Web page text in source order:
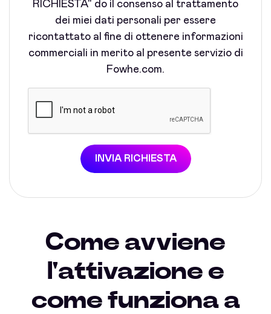
RICHIESTA" do il consenso al trattamento
dei miei dati personali per essere
ricontattato al fine di ottenere informazioni
commerciali in merito al presente servizio di
Fowhe.com.
INVIA RICHIESTA
Come avviene
l'attivazione e
come funziona a